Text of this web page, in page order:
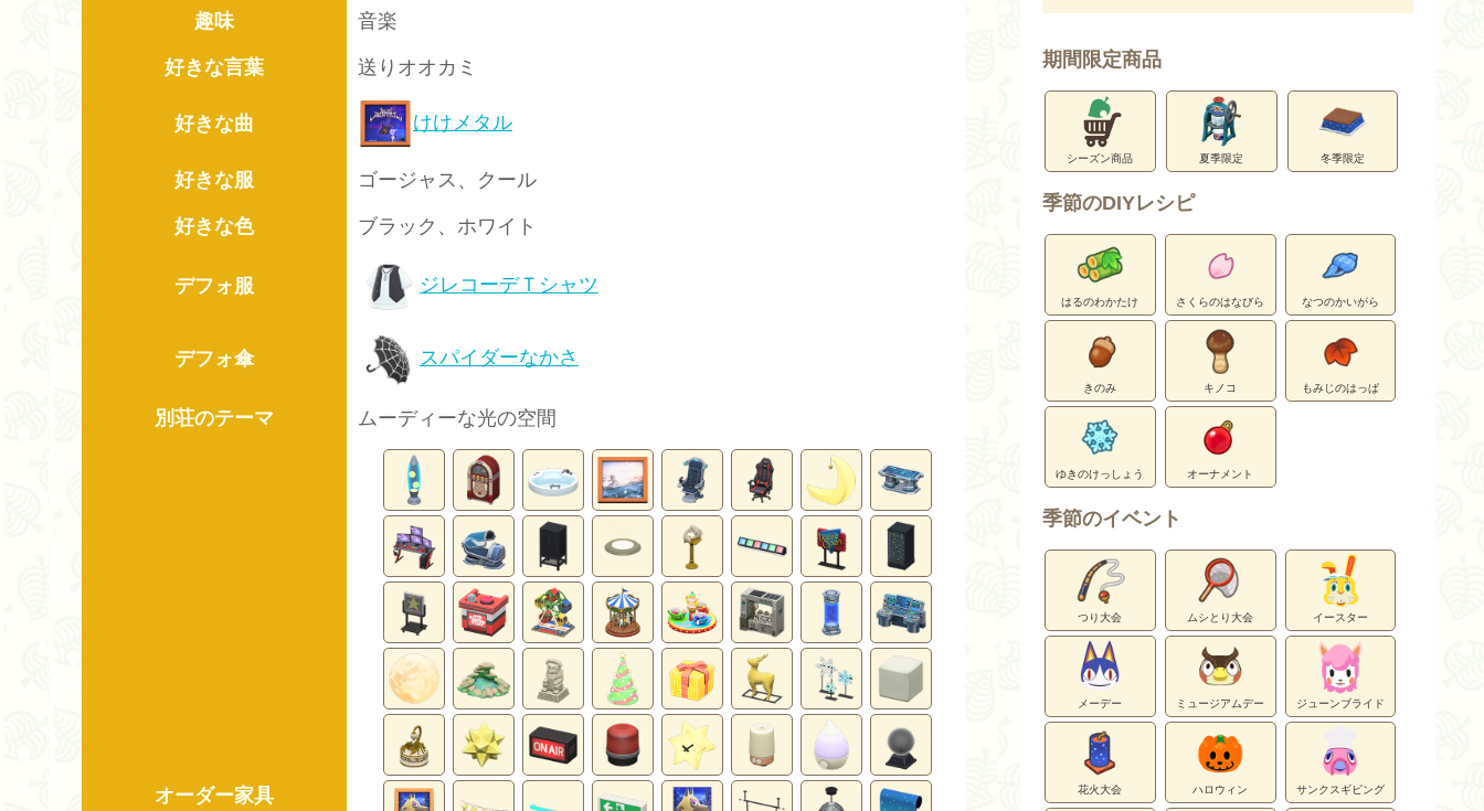
趣味 音楽
好きな言葉 送りオオカミ
好きな曲 けけメタル
好きな服 ゴージャス、クール
好きな色 ブラック、ホワイト
デフォ服 ジレコーデＴシャツ
デフォ傘 スパイダーなかさ
別荘のテーマ ムーディーな光の空間
オーダー家具
期間限定商品
シーズン商品 夏季限定 冬季限定
季節のDIYレシピ
はるのわかたけ さくらのはなびら なつのかいがら
きのみ キノコ もみじのはっぱ
ゆきのけっしょう オーナメント
季節のイベント
つり大会 ムシとり大会 イースター
メーデー ミュージアムデー ジューンブライド
花火大会 ハロウィン サンクスギビング